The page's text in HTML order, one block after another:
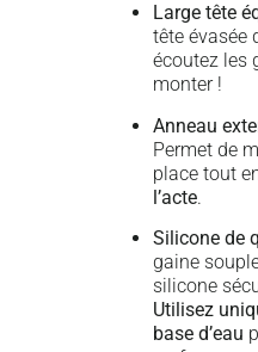
Large tête
tête évasée
écoutez les
monter !
Anneau
Permet de
place tout
l’acte.
Silicone de
gaine
silicone
Utilisez
base d’eau